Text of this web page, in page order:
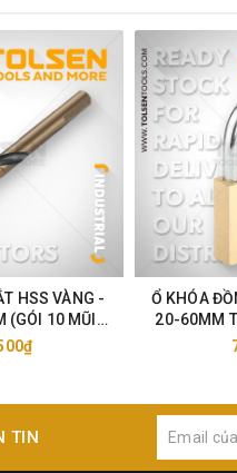
HSS VÀNG -
(GÓI 10 MŨI)
33
Ổ KHÓA
20-60MM
TIN